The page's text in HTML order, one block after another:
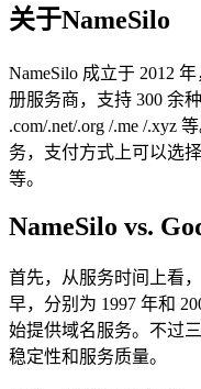
关于NameSilo
NameSilo 成立于 2012
册服务商，支持 300 余
.com/.net/.org /.me /.xyz
务，支付方式上可以选
等。
NameSilo vs.
首先，从服务时间上看
早，分别为 1997 年和
始提供域名服务。不过
稳定性和服务质量。